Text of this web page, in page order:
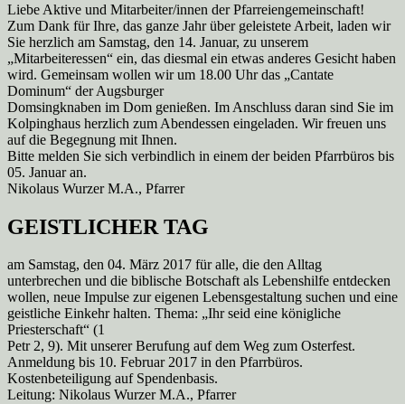
Liebe Aktive und Mitarbeiter/innen der Pfarreiengemeinschaft!
Zum Dank für Ihre, das ganze Jahr über geleistete Arbeit, laden wir
Sie herzlich am Samstag, den 14. Januar, zu unserem
„Mitarbeiteressen“ ein, das diesmal ein etwas anderes Gesicht haben
wird. Gemeinsam wollen wir um 18.00 Uhr das „Cantate
Dominum“ der Augsburger
Domsingknaben im Dom genießen. Im Anschluss daran sind Sie im
Kolpinghaus herzlich zum Abendessen eingeladen. Wir freuen uns
auf die Begegnung mit Ihnen.
Bitte melden Sie sich verbindlich in einem der beiden Pfarrbüros bis
05. Januar an.
Nikolaus Wurzer M.A., Pfarrer
GEISTLICHER TAG
am Samstag, den 04. März 2017 für alle, die den Alltag
unterbrechen und die biblische Botschaft als Lebenshilfe entdecken
wollen, neue Impulse zur eigenen Lebensgestaltung suchen und eine
geistliche Einkehr halten. Thema: „Ihr seid eine königliche
Priesterschaft“ (1
Petr 2, 9). Mit unserer Berufung auf dem Weg zum Osterfest.
Anmeldung bis 10. Februar 2017 in den Pfarrbüros.
Kostenbeteiligung auf Spendenbasis.
Leitung: Nikolaus Wurzer M.A., Pfarrer